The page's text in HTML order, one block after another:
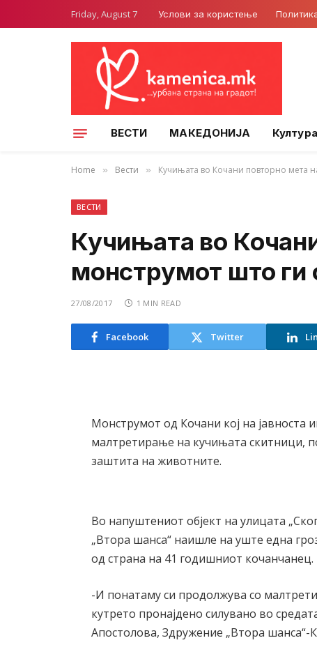
Friday, August 7 Услови за користење
ВЕСТИ МАКЕДОНИЈА Култура
Home » Вести » Кучињата во Кочани повторно мета
ВЕСТИ
Кучињата во
монструмот што ги
27/08/2017 1 MIN READ
Facebook Twitter
Монструмот од Кочани кој на јавноста
малтретирање на кучињата скитници,
заштита на животните.
Во напуштениот објект на улицата
„Втора шанса“ наишле на уште една
од страна на 41 годишниот кочанчанец.
-И понатаму си продолжува со
кутрето пронајдено силувано во
Апостолова, Здружение „Втора шанса“-